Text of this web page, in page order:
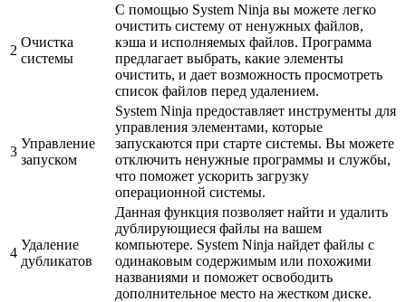
2
Очистка
системы
С помощью System Ninja вы можете легко
очистить систему от ненужных файлов,
кэша и исполняемых файлов. Программа
предлагает выбрать, какие элементы
очистить, и дает возможность просмотреть
список файлов перед удалением.
3
Управление
запуском
System Ninja предоставляет инструменты для
управления элементами, которые
запускаются при старте системы. Вы можете
отключить ненужные программы и службы,
что поможет ускорить загрузку
операционной системы.
4
Удаление
дубликатов
Данная функция позволяет найти и удалить
дублирующиеся файлы на вашем
компьютере. System Ninja найдет файлы с
одинаковым содержимым или похожими
названиями и поможет освободить
дополнительное место на жестком диске.